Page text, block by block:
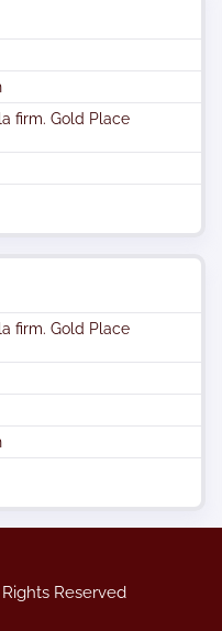
firm. Gold Place
firm. Gold Place
Reserved